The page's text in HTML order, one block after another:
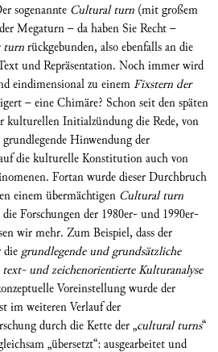
sogenannte Cultural turn (mit großem
Megaturn – da haben Sie Recht –
turnrückgebunden, also ebenfalls an die
und Repräsentation. Noch immer wird
eindimensional zu einemFixstern der
– eine Chimäre? Schon seit den späten
kulturellen Initialzündung die Rede, von
Hinwendung der
die kulturelle Konstitution auch von
Fortan wurde dieser Durchbruch
einem übermächtigen Cultural turn
Forschungen der 1980er- und 1990er-
wir mehr. Zum Beispiel, dass der
diegrundlegende und grundsätzliche
text- und zeichenorientierte Kulturanalyse
Voreinstellung wurde der
im weiteren Verlauf der
durch die Kette der „cultural turns“
„übersetzt“: ausgearbeitet und